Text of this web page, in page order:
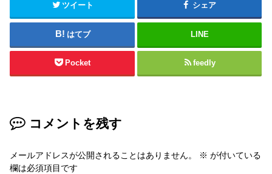
ツイート シェア
はてブ LINE
Pocket feedly
コメントを残す
メールアドレスが公開されることはありません。 ※ が付いている
欄は必須項目です